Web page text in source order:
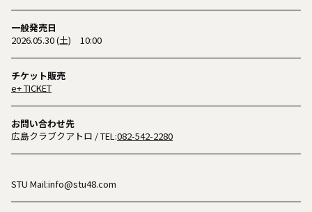
一般発売日
2026.05.30 (土) 10:00
チケット販売
e+ TICKET
お問い合わせ先
広島クラブクアトロ / TEL:082-542-2280
STU Mail:info@stu48.com